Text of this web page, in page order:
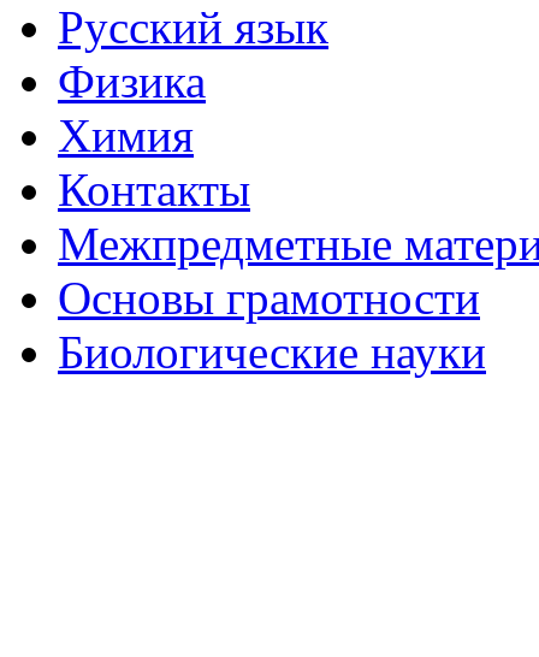
Русский язык
Физика
Химия
Контакты
Межпредметные
Основы грамотности
Биологические науки